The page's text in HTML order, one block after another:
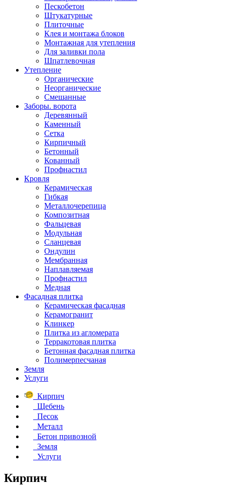
Пескобетон
Штукатурные
Плиточные
Клея и монтажа блоков
Монтажная для утепления
Для заливки пола
Шпатлевочная
Утепление
Органические
Неорганические
Смешанные
Заборы. ворота
Деревянный
Каменный
Сетка
Кирпичный
Бетонный
Кованный
Профнастил
Кровля
Керамическая
Гибкая
Металлочерепица
Композитная
Фальцевая
Модульная
Сланцевая
Ондулин
Мембранная
Наплавляемая
Профнастил
Медная
Фасадная плитка
Керамическая фасадная
Керамогранит
Клинкер
Плитка из агломерата
Терракотовая плитка
Бетонная фасадная плитка
Полимерпесчаная
Земля
Услуги
Кирпич
Щебень
Песок
Металл
Бетон привозной
Земля
Услуги
Кирпич